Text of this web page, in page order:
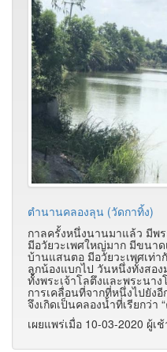
ตำนานคลองลุน (วัดกาทิ้ง)
กาลครั้งหนึ่งนานมาแล้ว มีพ
มีอวัยวะเพศใหญ่มาก มีขนา
บ้านแสนตอ มีอวัยวะเพศเท่า
ลูกน้องแบกไป วันหนึ่งทั้งสอง
ทั้งพระเจ้าโลตึงและพระนา
การเคลื่อนที่จากที่หนึ่งไปยัง
จึงเกิดเป็นคลองน้ำที่เรียกว่า
เผยแพร่เมื่อ 10-03-2020 ผู้เ